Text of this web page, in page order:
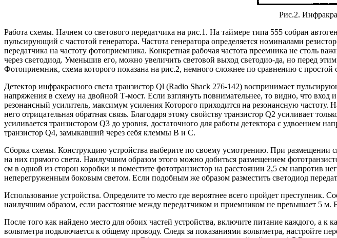
Рис.2.
Работа схемы. Начнем со светового передатчика на рис.1. На таймере типа 555 собран
пульсирующий с частотой генератора. Частота генератора определяется номиналами
передатчика на частоту фотоприемника. Конкретная рабочая частота преемника не столь
через светодиод. Уменьшив его, можно увеличить световой выход светодио-да, но перед
Фотоприемник, схема которого показана на рис.2, немного сложнее по сравнению с
Детектор инфракрасного света транзистор Ql (Radio Shack 276-142) воспринимает
напряжения в схему на двойной Т-мост. Если взглянуть повнимательнее, то видно, что
резонансный усилитель, максимум усиления Которого приходится на резонансную
него отрицательная обратная связь. Благодаря этому свойству транзистор Q2 усиливает
усиливается транзистором Q3 до уровня, достаточного для работы детектора с удвоением
транзистор Q4, замыкавший через себя клеммы В и С.
Сборка схемы. Конструкцию устройства выберите по своему усмотрению. При размещении
на них прямого света. Наилучшим образом этого можно добиться размещением
см в одной из сторон коробки и поместите фототранзистор на расстоянии 2,5 см напротив
неперегруженным боковым светом. Если подобным же образом разместить светодиод
Использование устройства. Определите то место где вероятнее всего пройдет преступник.
наилучшим образом, если расстояние между передатчиком и приемником не превышает 5 м.
После того как найдено место для обоих частей устройства, включите питание каждого, а
вольтметра подключается к общему проводу. Следя за показаниями вольтметра, настройте